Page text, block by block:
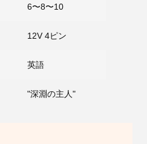
6〜8〜10
12V 4ピン
英語
"深淵の主人"